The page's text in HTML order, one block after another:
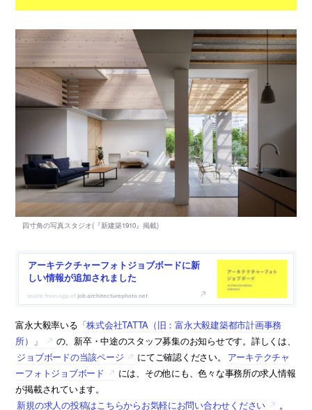
アーキテクチャーフォトジョブボードに新
しい情報が追加されました
job.architecturephoto.net
富永大毅率いる 「株式会社TATTA（旧：富永大毅建築都市計画事務
所）」
の、新卒・中途のスタッフ募集のお知らせです。詳しくは、
ジョブボードの当該ページ
にてご確認ください。
アーキテクチャ
ーフォトジョブボード
には、その他にも、色々な事務所の求人情報
が掲載されています。
新規の求人の投稿はこちらからお気軽にお問い合わせください
。